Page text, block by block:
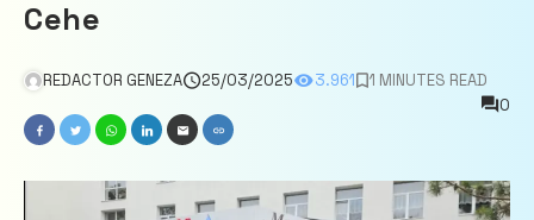
Cehe
REDACTOR GENEZA 25/03/2025 3.961
1 MINUTES READ
0